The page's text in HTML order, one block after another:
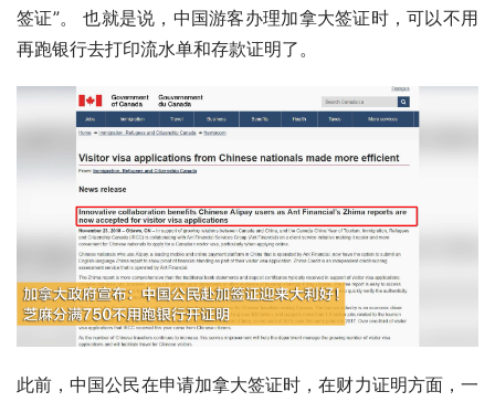
签证”。 也就是说，中国游客办理加拿大签证时，可以不用
再跑银行去打印流水单和存款证明了。
此前，中国公民在申请加拿大签证时，在财力证明方面，一